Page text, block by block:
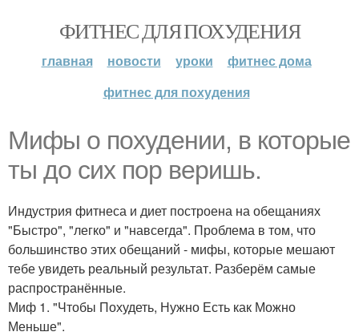
ФИТНЕС ДЛЯ ПОХУДЕНИЯ
главная новости уроки
фитнес дома
фитнес для похудения
Мифы о похудении, в которые
ты до сих пор веришь.
Индустрия фитнеса и диет построена на обещаниях
"Быстро", "легко" и "навсегда". Проблема в том, что
большинство этих обещаний - мифы, которые мешают
тебе увидеть реальный результат. Разберём самые
распространённые.
Миф 1. "Чтобы Похудеть, Нужно Есть как Можно
Меньше".